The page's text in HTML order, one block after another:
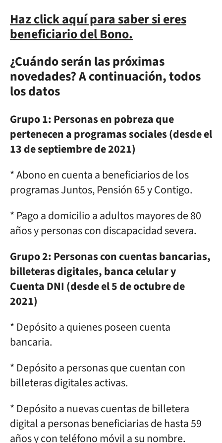
Haz click aquí para saber si eres
beneficiario del Bono.
¿Cuándo serán las próximas
novedades? A continuación, todos
los datos
Grupo 1: Personas en pobreza que
pertenecen a programas sociales (desde el
13 de septiembre de 2021)
* Abono en cuenta a beneficiarios de los
programas Juntos, Pensión 65 y Contigo.
* Pago a domicilio a adultos mayores de 80
años y personas con discapacidad severa.
Grupo 2: Personas con cuentas bancarias,
billeteras digitales, banca celular y
Cuenta DNI (desde el 5 de octubre de
2021)
* Depósito a quienes poseen cuenta
bancaria.
* Depósito a personas que cuentan con
billeteras digitales activas.
* Depósito a nuevas cuentas de billetera
digital a personas beneficiarias de hasta 59
años y con teléfono móvil a su nombre.